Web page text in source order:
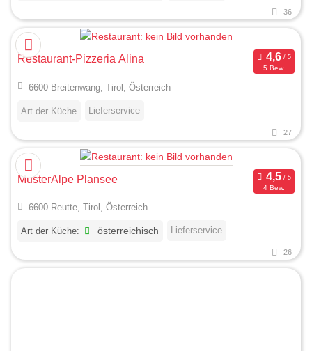
36
Restaurant-Pizzeria Alina
5 Bew.
6600 Breitenwang, Tirol, Österreich
Art der Küche Lieferservice
27
MusterAlpe Plansee
4 Bew.
6600 Reutte, Tirol, Österreich
Art der Küche: österreichisch Lieferservice
26